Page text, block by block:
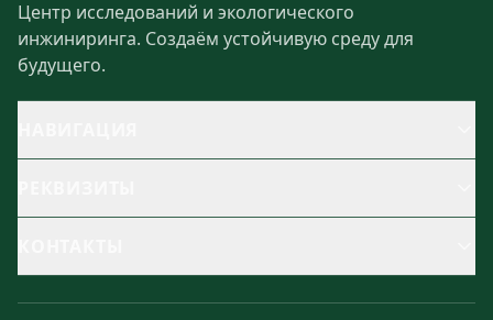
Центр исследований и экологического
инжиниринга. Создаём устойчивую среду для
будущего.